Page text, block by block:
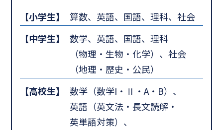
【小学生】
算数、英語、国語、理科、社会
【中学生】
数学、英語、国語、理科
（物理・生物・化学）、社会
（地理・歴史・公民）
【高校生】
数学（数学I・Ⅱ・A・B）、
英語（英文法・長文読解・
英単語対策）、